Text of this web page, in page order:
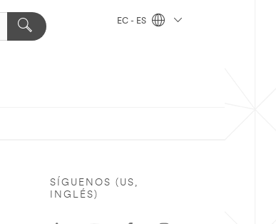
EC - ES
SÍGUENOS (US,
INGLÉS)